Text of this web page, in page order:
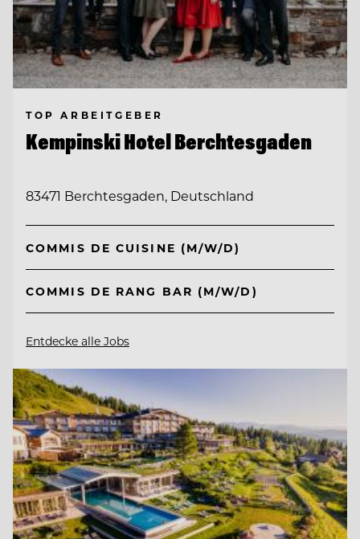
TOP ARBEITGEBER
Kempinski Hotel Berchtesgaden
83471 Berchtesgaden, Deutschland
COMMIS DE CUISINE (M/W/D)
COMMIS DE RANG BAR (M/W/D)
Entdecke alle Jobs